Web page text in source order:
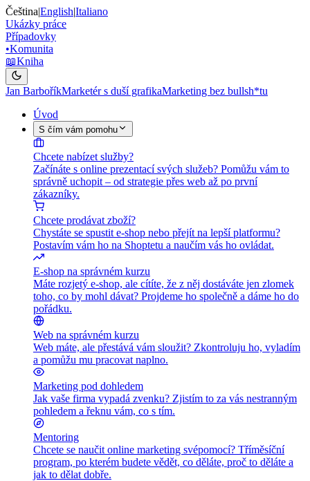
Čeština|English|Italiano
Ukázky práce
Případovky
•Komunita
📖Kniha
Jan BarboříkMarketér s duší grafikaMarketing bez bullsh*tu
Úvod
S čím vám pomohu
Chcete nabízet služby?
Začínáte s online prezentací svých služeb? Pomůžu vám to
správně uchopit – od strategie přes web až po první
zákazníky.
Chcete prodávat zboží?
Chystáte se spustit e-shop nebo přejít na lepší platformu?
Postavím vám ho na Shoptetu a naučím vás ho ovládat.
E-shop na správném kurzu
Máte rozjetý e-shop, ale cítíte, že z něj dostáváte jen zlomek
toho, co by mohl dávat? Projdeme ho společně a dáme ho do
pořádku.
Web na správném kurzu
Web máte, ale přestává vám sloužit? Zkontroluju ho, vyladím
a pomůžu mu pracovat naplno.
Marketing pod dohledem
Jak vaše firma vypadá zvenku? Zjistím to za vás nestranným
pohledem a řeknu vám, co s tím.
Mentoring
Chcete se naučit online marketing svépomocí? Tříměsíční
program, po kterém budete vědět, co děláte, proč to děláte a
jak to dělat dobře.